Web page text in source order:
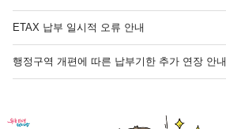
ETAX 납부 일시적 오류 안내
행정구역 개편에 따른 납부기한 추가 연장 안내